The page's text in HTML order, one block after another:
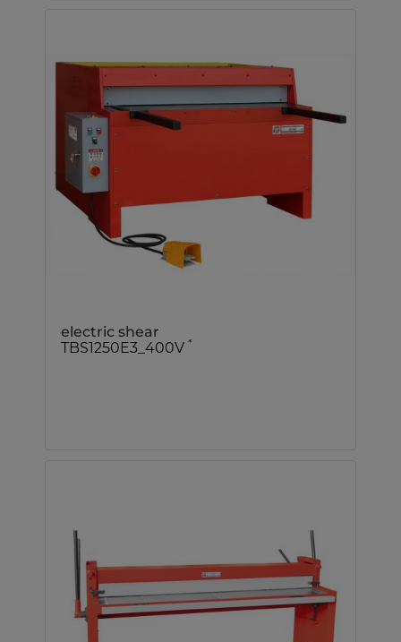
electric shear
TBS1250E3_400V *